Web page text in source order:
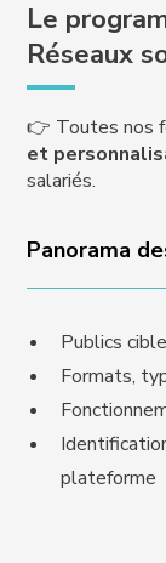
Le
Réseaux
👉 Toutes nos
et
salariés.
Panorama
Publics
Formats,
plateforme